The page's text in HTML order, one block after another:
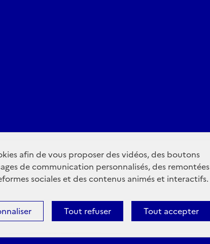
afin de vous proposer des vidéos, des boutons
de communication personnalisés, des remontées
sociales et des contenus animés et interactifs.
Tout accepter
Tout refuser